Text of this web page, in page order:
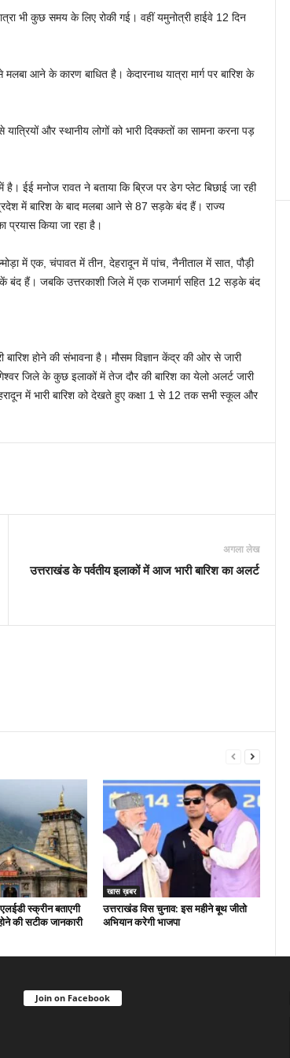
भी कुछ समय के लिए रोकी गई। वहीं यमुनोत्री हाईवे 12 दिन
मलबा आने के कारण बाधित है। केदारनाथ यात्रा मार्ग पर बारिश के
और स्थानीय लोगों को भारी दिक्कतों का सामना करना पड़
में है। ईई मनोज रावत ने बताया कि ब्रिज पर डेग प्लेट बिछाई जा रही
में बारिश के बाद मलबा आने से 87 सड़के बंद हैं। राज्य
किया जा रहा है।
में एक, चंपावत में तीन, देहरादून में पांच, नैनीताल में सात, पौड़ी
बंद हैं। जबकि उत्तरकाशी जिले में एक राजमार्ग सहित 12 सड़के बंद
होने की संभावना है। मौसम विज्ञान केंद्र की ओर से जारी
जिले के कुछ इलाकों में तेज दौर की बारिश का येलो अलर्ट जारी
में भारी बारिश को देखते हुए कक्षा 1 से 12 तक सभी स्कूल और
अगला लेख
उत्तराखंड के पर्वतीय इलाकों में आज भारी बारिश का अलर्ट
स्क्रीन बताएगी
की सटीक जानकारी
खास ख़बर
उत्तराखंड विस चुनाव: इस महीने बूथ जीतो
अभियान करेगी भाजपा
Join on Facebook